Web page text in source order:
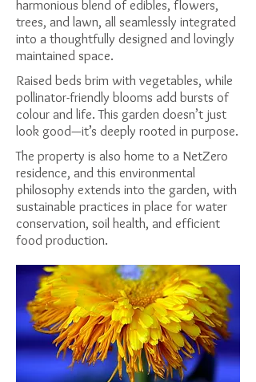
harmonious blend of edibles, flowers,
trees, and lawn, all seamlessly integrated
into a thoughtfully designed and lovingly
maintained space.
Raised beds brim with vegetables, while
pollinator-friendly blooms add bursts of
colour and life. This garden doesn’t just
look good—it’s deeply rooted in purpose.
The property is also home to a NetZero
residence, and this environmental
philosophy extends into the garden, with
sustainable practices in place for water
conservation, soil health, and efficient
food production.